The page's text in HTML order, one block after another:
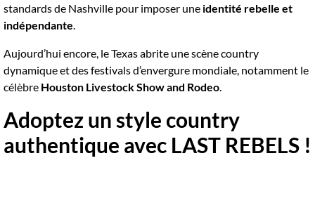
standards de Nashville pour imposer une identité rebelle et
indépendante.
Aujourd’hui encore, le Texas abrite une scène country
dynamique et des festivals d’envergure mondiale, notamment le
célèbre Houston Livestock Show and Rodeo.
Adoptez un style country
authentique avec LAST REBELS !